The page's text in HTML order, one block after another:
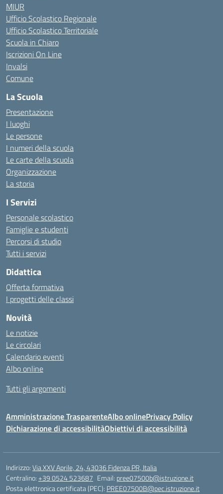
MIUR
Ufficio Scolastico Regionale
Ufficio Scolastico Territoriale
Scuola in Chiaro
Iscrizioni On Line
Invalsi
Comune
La Scuola
Presentazione
I luoghi
Le persone
I numeri della scuola
Le carte della scuola
Organizzazione
La storia
I Servizi
Personale scolastico
Famiglie e studenti
Percorsi di studio
Tutti i servizi
Didattica
Offerta formativa
I progetti delle classi
Novità
Le notizie
Le circolari
Calendario eventi
Albo online
Tutti gli argomenti
Amministrazione TrasparenteAlbo onlinePrivacy Policy
Dichiarazione di accessibilitàObiettivi di accessibilità
Indirizzo:Via XXV Aprile, 24, 43036 Fidenza PR, Italia
Centralino:+39 0524 523687 Email: pree07500b@istruzione.it
Posta elettronica certificata (PEC): PREE07500B@pec.istruzione.it